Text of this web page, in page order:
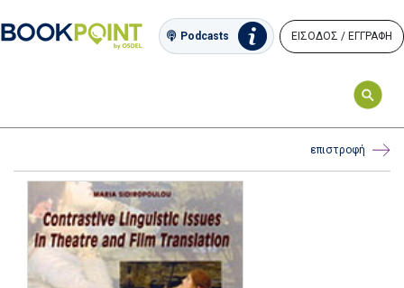
Podcasts ΕΙΣΟΔΟΣ / ΕΓΓΡΑΦΗ
επιστροφή